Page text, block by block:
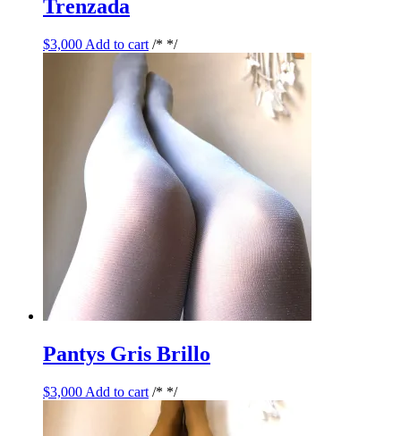
Trenzada
$3,000 Add to cart /* */
Pantys Gris Brillo
$3,000 Add to cart /* */